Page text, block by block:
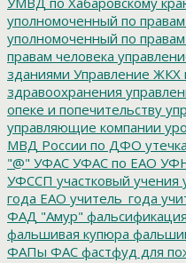
уполномоченный по
уполномоченный по
правам человека
зданиями Управление ЖКХ
здравоохранения
опеке и попечительству
управляющие компании
МВД России по ДФО утечка
"@" УФАС УФАС по ЕАО
УФССП участковый учения
года ЕАО учитель_года
ФАД "Амур" фальсификация
фальшивая купюра
ФАПы ФАС фастфуд для